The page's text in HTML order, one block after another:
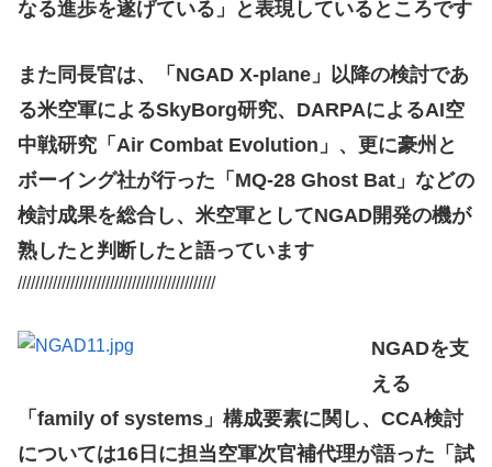
なる進歩を遂げている」と表現しているところです
また同長官は、「NGAD X-plane」以降の検討であ
る米空軍によるSkyBorg研究、DARPAによるAI空
中戦研究「Air Combat Evolution」、更に豪州と
ボーイング社が行った「MQ-28 Ghost Bat」などの
検討成果を総合し、米空軍としてNGAD開発の機が
熟したと判断したと語っています
/////////////////////////////////////////////
NGADを支
える
「family of systems」構成要素に関し、CCA検討
については16日に担当空軍次官補代理が語った「試